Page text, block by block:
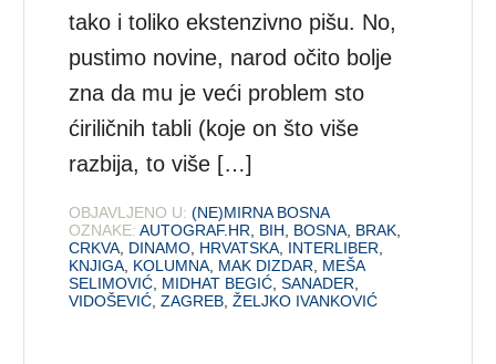
tako i toliko ekstenzivno pišu. No,
pustimo novine, narod očito bolje
zna da mu je veći problem sto
ćiriličnih tabli (koje on što više
razbija, to više […]
OBJAVLJENO U: (NE)MIRNA BOSNA
OZNAKE: AUTOGRAF.HR BIH BOSNA BRAK
CRKVA DINAMO HRVATSKA INTERLIBER
KNJIGA KOLUMNA MAK DIZDAR
MEŠA
SELIMOVIĆ MIDHAT BEGIĆ ,SANADER
VIDOŠEVIĆ ,ZAGREB ,ŽELJKO IVANKOVIĆ